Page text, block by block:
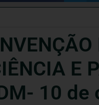
E
10 de